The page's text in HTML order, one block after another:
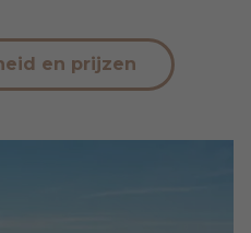
en prijzen